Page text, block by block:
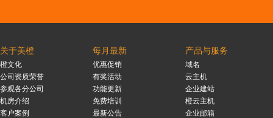
关于美橙
橙文化
公司资质荣誉
参观各分公司
机房介绍
客户案例
每月最新
优惠促销
有奖活动
功能更新
免费培训
最新公告
产品与服务
域名
云主机
企业建站
橙云主机
企业邮箱